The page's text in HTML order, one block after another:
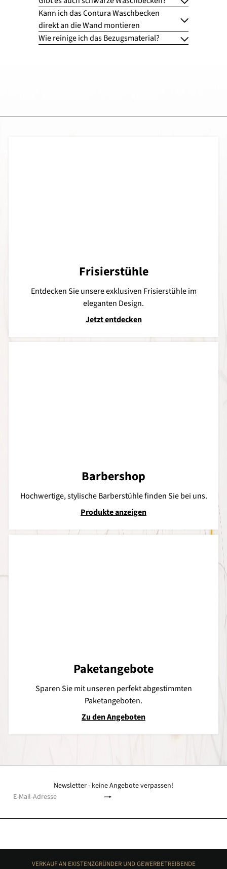
Kann ich das Contura Waschbecken
direkt an die Wand montieren
Wie reinige ich das Bezugsmaterial?
Frisierstühle
Entdecken Sie unsere exklusiven Frisierstühle im
eleganten Design.
Jetzt entdecken
Barbershop
Hochwertige, stylische Barberstühle finden Sie bei uns.
Produkte anzeigen
Paketangebote
Sparen Sie mit unseren perfekt abgestimmten
Paketangeboten.
Zu den Angeboten
Newsletter - keine Angebote verpassen!
Abonnieren
E-
Adresse
VERKAUF AN EXISTENZGRÜNDER UND GEWERBETREIBENDE